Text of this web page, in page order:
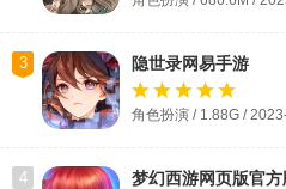
3 隐世录网易手游
角色扮演 / 1.88G /
4 梦幻西游网页版官方